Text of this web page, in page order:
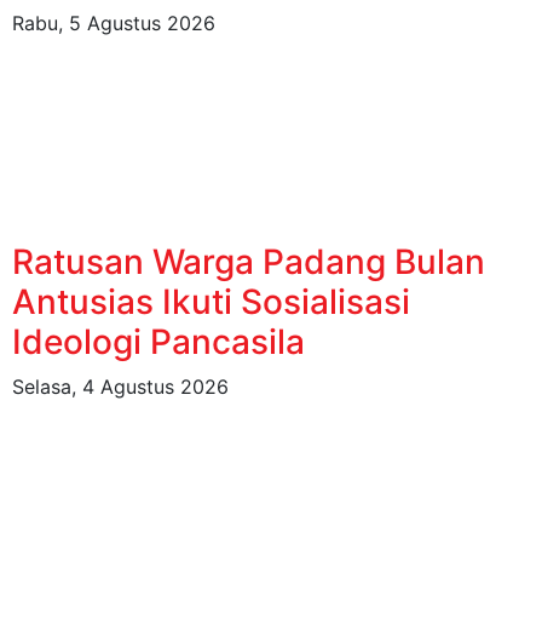
Rabu, 5 Agustus 2026
Ratusan Warga Padang Bulan
Antusias Ikuti Sosialisasi
Ideologi Pancasila
Selasa, 4 Agustus 2026